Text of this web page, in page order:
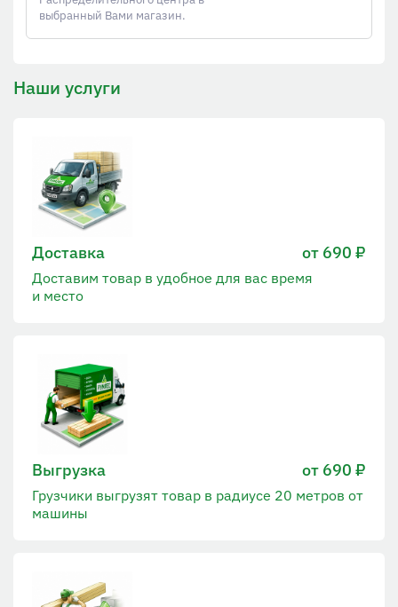
выбранный Вами магазин.
Наши услуги
Доставка от 690 ₽
Доставим товар в удобное для вас время
и место
Выгрузка от 690 ₽
Грузчики выгрузят товар в радиусе 20 метров от
машины